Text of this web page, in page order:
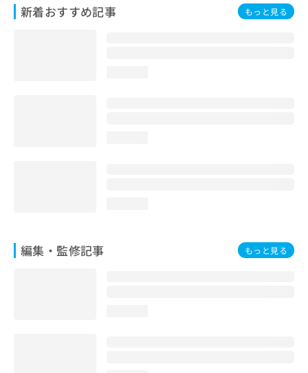
新着おすすめ記事 もっと見る
編集・監修記事 もっと見る
お